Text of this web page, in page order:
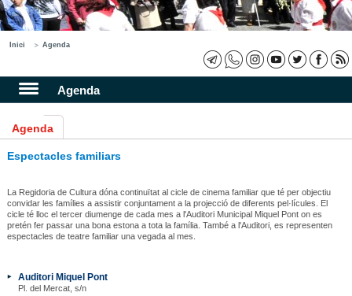
Inici Agenda
Agenda
Agenda
Espectacles familiars
La Regidoria de Cultura dóna continuïtat al cicle de cinema familiar que té per objectiu
convidar les famílies a assistir conjuntament a la projecció de diferents pel·lícules. El
cicle té lloc el tercer diumenge de cada mes a l'Auditori Municipal Miquel Pont on es
pretén fer passar una bona estona a tota la família. També a l'Auditori, es representen
espectacles de teatre familiar una vegada al mes.
Auditori Miquel Pont
Pl. del Mercat, s/n